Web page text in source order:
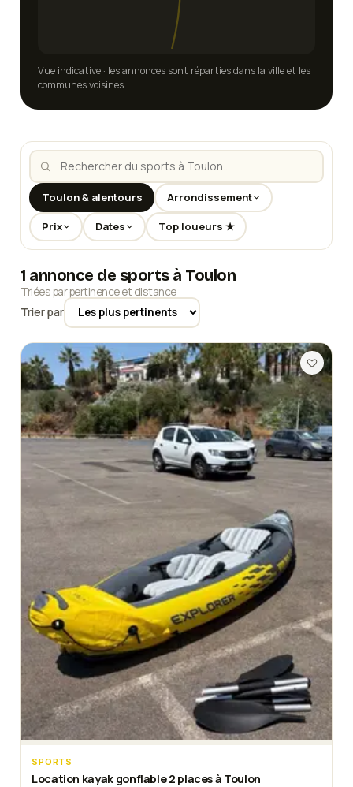
Vue indicative · les annonces sont réparties dans la ville et les
communes voisines.
Toulon & alentours Arrondissement
Prix Dates Top loueurs ★
1 annonce de sports à Toulon
Triées par pertinence et distance
Trier par
SPORTS
Location kayak gonflable 2 places à Toulon